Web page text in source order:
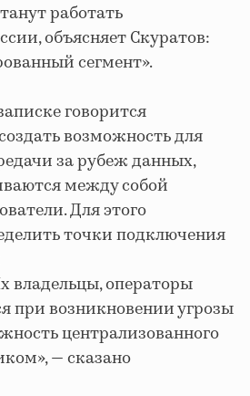
работать
объясняет Скуратов:
сегмент».
говорится
возможность для
за рубеж данных,
между собой
Для этого
точки подключения
владельцы, операторы
при возникновении угрозы
централизованного
— сказано